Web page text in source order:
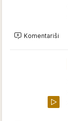
Komentariši